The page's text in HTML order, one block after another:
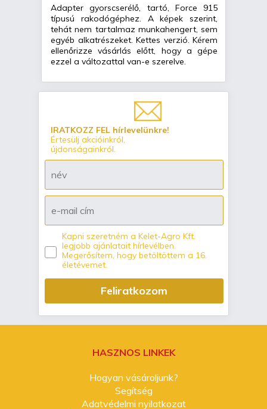
Adapter gyorscserélő, tartó, Force 915
típusú rakodógéphez. A képek szerint,
tehát nem tartalmaz munkahengert, sem
egyéb alkatrészeket. Kettes verzió. Kérem
ellenőrizze vásárlás előtt, hogy a gépe
ezzel a változattal van-e szerelve.
IRATKOZZ FEL hírlevelünkre!
Értesülj akcióinkról,
újdonságainkról.
Kapni szeretném a Kelet-Agro Kft.
legjobb ajánlatait hírlevélben.
Megerősítem, hogy betöltöttem a 16.
életévemet.
Feliratkozom
HASZNOS LINKEK
Hogyan vásároljunk?
Segítség
Adatvédelmi nyilatkozat